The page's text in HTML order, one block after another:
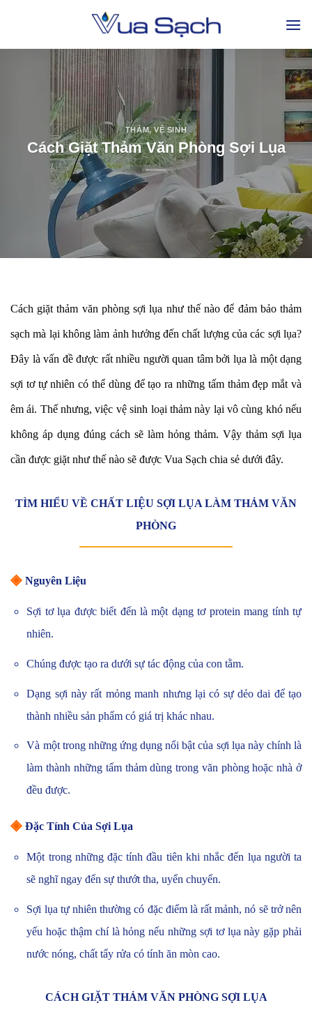
THẢM,VỆ SINH
Cách Giặt Thảm Văn Phòng Sợi Lụa
Cách giặt thảm văn phòng sợi lụa như thế nào để đảm bảo thảm
sạch mà lại không làm ảnh hưởng đến chất lượng của các sợi lụa?
Đây là vấn đề được rất nhiều người quan tâm bởi lụa là một dạng
sợi tơ tự nhiên có thể dùng để tạo ra những tấm thảm đẹp mắt và
êm ái. Thế nhưng, việc vệ sinh loại thảm này lại vô cùng khó nếu
không áp dụng đúng cách sẽ làm hỏng thảm. Vậy thảm sợi lụa
cần được giặt như thế nào sẽ được Vua Sạch chia sẻ dưới đây.
TÌM HIỂU VỀ CHẤT LIỆU SỢI LỤA LÀM THẢM VĂN
PHÒNG
◈ Nguyên Liệu
Sợi tơ lụa được biết đến là một dạng tơ protein mang tính tự
nhiên.
Chúng được tạo ra dưới sự tác động của con tằm.
Dạng sợi này rất mỏng manh nhưng lại có sự dẻo dai để tạo
thành nhiều sản phẩm có giá trị khác nhau.
Và một trong những ứng dụng nổi bật của sợi lụa này chính là
làm thành những tấm thảm dùng trong văn phòng hoặc nhà ở
đều được.
◈ Đặc Tính Của Sợi Lụa
Một trong những đặc tính đầu tiên khi nhắc đến lụa người ta
sẽ nghĩ ngay đến sự thướt tha, uyển chuyển.
Sợi lụa tự nhiên thường có đặc điểm là rất mảnh, nó sẽ trở nên
yếu hoặc thậm chí là hỏng nếu những sợi tơ lụa này gặp phải
nước nóng, chất tẩy rửa có tính ăn mòn cao.
CÁCH GIẶT THẢM VĂN PHÒNG SỢI LỤA